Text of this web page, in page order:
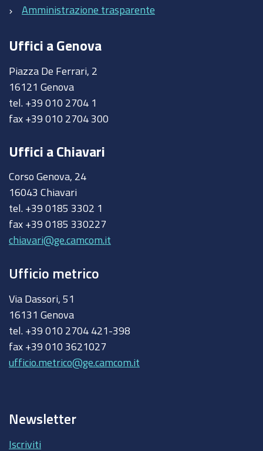
Amministrazione trasparente
Uffici a Genova
Piazza De Ferrari, 2
16121 Genova
tel. +39 010 2704 1
fax +39 010 2704 300
Uffici a Chiavari
Corso Genova, 24
16043 Chiavari
tel. +39 0185 3302 1
fax +39 0185 330227
chiavari@ge.camcom.it
Ufficio metrico
Via Dassori, 51
16131 Genova
tel. +39 010 2704 421-398
fax +39 010 3621027
ufficio.metrico@ge.camcom.it
Newsletter
Iscriviti